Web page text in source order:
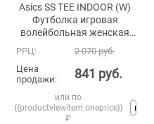
Asics SS TEE INDOOR (W)
Футболка игровая
волейбольная женская
РРЦ: 2 070 руб.
Цена
продажи:
841 руб.
или по
{{productviewitem.oneprice}}
₽